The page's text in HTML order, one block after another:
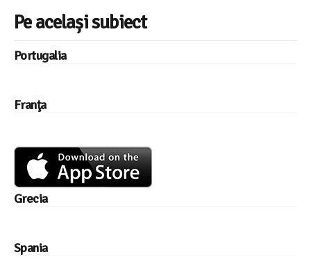
Pe același subiect
Portugalia
Franţa
Grecia
Spania